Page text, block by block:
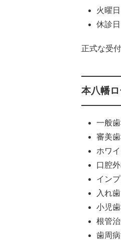
火曜
休診
正式な受
本八幡
一般
審美
ホワ
口腔
イン
入れ歯
小児
根管
歯周